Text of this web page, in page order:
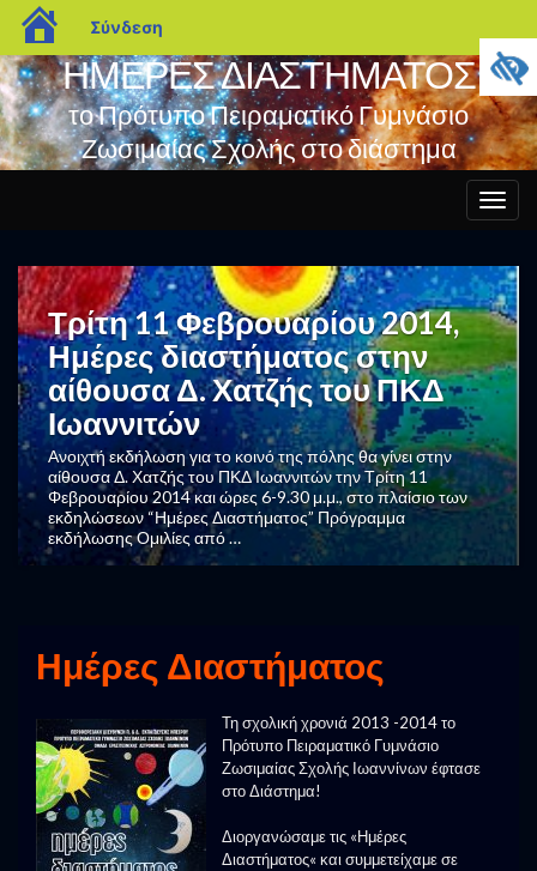
blogs.sch.gr
Σύνδεση
ΗΜΕΡΕΣ ΔΙΑΣΤΗΜΑΤΟΣ
το Πρότυπο Πειραματικό Γυμνάσιο
Ζωσιμαίας Σχολής στο διάστημα
Τρίτη 11 Φεβρουαρίου 2014,
Ημέρες διαστήματος στην
αίθουσα Δ. Χατζής του ΠΚΔ
Ιωαννιτών
Ανοιχτή εκδήλωση για το κοινό της πόλης θα γίνει στην
αίθουσα Δ. Χατζής του ΠΚΔ Ιωαννιτών την Τρίτη 11
Φεβρουαρίου 2014 και ώρες 6-9.30 μ.μ., στο πλαίσιο των
εκδηλώσεων “Ημέρες Διαστήματος” Πρόγραμμα
εκδήλωσης Ομιλίες από …
Ημέρες Διαστήματος
Τη σχολική χρονιά 2013 -2014 το
Πρότυπο Πειραματικό Γυμνάσιο
Ζωσιμαίας Σχολής Ιωαννίνων έφτασε
στο Διάστημα!
Διοργανώσαμε τις «Ημέρες
Διαστήματος« και συμμετείχαμε σε